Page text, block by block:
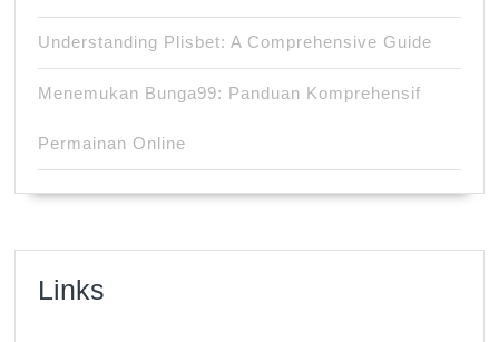
Understanding Plisbet: A Comprehensive Guide
Menemukan Bunga99: Panduan Komprehensif
Permainan Online
Links